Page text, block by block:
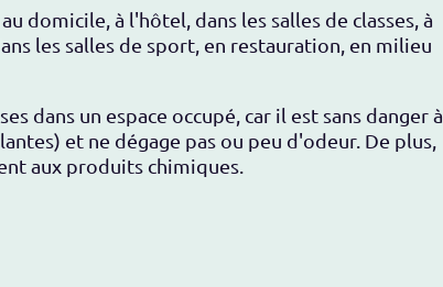
domicile, à l'hôtel, dans les salles de classes, à
les salles de sport, en restauration, en milieu
dans un espace occupé, car il est sans danger à
et ne dégage pas ou peu d'odeur. De plus,
aux produits chimiques.